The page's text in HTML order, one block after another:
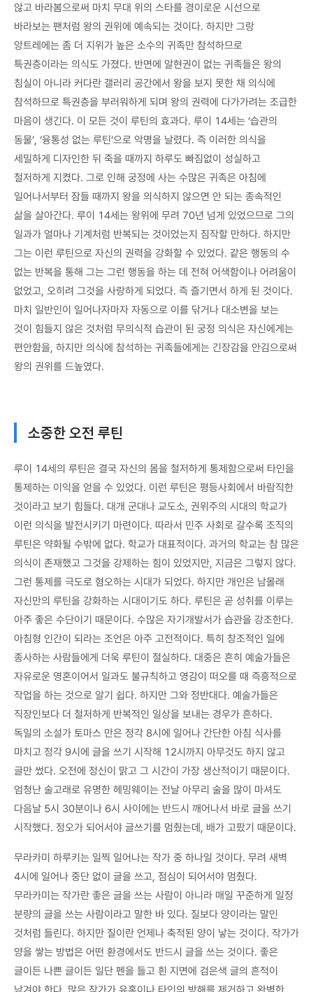
않고 바라봄으로써 마치 무대 위의 스타를 경이로운 시선으로
바라보는 팬처럼 왕의 권위에 예속되는 것이다. 하지만 그랑
앙트레에는 좀 더 지위가 높은 소수의 귀족만 참석하므로
특권층이라는 의식도 가졌다. 반면에 알현권이 없는 귀족들은 왕의
침실이 아니라 커다란 갤러리 공간에서 왕을 보지 못한 채 의식에
참석하므로 특권층을 부러워하게 되며 왕의 권력에 다가가려는 조급한
마음이 생긴다. 이 모든 것이 루틴의 효과다. 루이 14세는 ‘습관의
동물’, ‘융통성 없는 루틴’으로 악명을 날렸다. 즉 이러한 의식을
세밀하게 디자인한 뒤 죽을 때까지 하루도 빠짐없이 성실하고
철저하게 지켰다. 그로 인해 궁정에 사는 수많은 귀족은 아침에
일어나서부터 잠들 때까지 왕을 의식하지 않으면 안 되는 종속적인
삶을 살아간다. 루이 14세는 왕위에 무려 70년 넘게 있었으므로 그의
일과가 얼마나 기계처럼 반복되는 것이었는지 짐작할 만하다. 하지만
그는 이런 루틴으로 자신의 권력을 강화할 수 있었다. 같은 행동의 수
없는 반복을 통해 그는 그런 행동을 하는 데 전혀 어색함이나 어려움이
없었고, 오히려 그것을 사랑하게 되었다. 즉 즐기면서 하게 된 것이다.
마치 일반인이 일어나자마자 자동으로 이를 닦거나 대소변을 보는
것이 힘들지 않은 것처럼 무의식적 습관이 된 궁정 의식은 자신에게는
편안함을, 하지만 의식에 참석하는 귀족들에게는 긴장감을 안김으로써
왕의 권위를 드높였다.
소중한 오전 루틴
루이 14세의 루틴은 결국 자신의 몸을 철저하게 통제함으로써 타인을
통제하는 이익을 얻을 수 있었다. 이런 루틴은 평등사회에서 바람직한
것이라고 보기 힘들다. 대개 군대나 교도소, 권위주의 시대의 학교가
이런 의식을 발전시키기 마련이다. 따라서 민주 사회로 갈수록 조직의
루틴은 약화될 수밖에 없다. 학교가 대표적이다. 과거의 학교는 참 많은
의식이 존재했고 그것을 강제하는 힘이 있었지만, 지금은 그렇지 않다.
그런 통제를 극도로 혐오하는 시대가 되었다. 하지만 개인은 남몰래
자신만의 루틴을 강화하는 시대이기도 하다. 루틴은 곧 성취를 이루는
아주 좋은 수단이기 때문이다. 수많은 자기개발서가 습관을 강조한다.
아침형 인간이 되라는 조언은 아주 고전적이다. 특히 창조적인 일에
종사하는 사람들에게 더욱 루틴이 절실하다. 대중은 흔히 예술가들은
자유로운 영혼이어서 일과도 불규칙하고 영감이 떠오를 때 즉흥적으로
작업을 하는 것으로 알기 쉽다. 하지만 그와 정반대다. 예술가들은
직장인보다 더 철저하게 반복적인 일상을 보내는 경우가 흔하다.
독일의 소설가 토마스 만은 정각 8시에 일어나 간단한 아침 식사를
마치고 정각 9시에 글을 쓰기 시작해 12시까지 아무것도 하지 않고
글만 썼다. 오전에 정신이 맑고 그 시간이 가장 생산적이기 때문이다.
엄청난 술고래로 유명한 헤밍웨이는 전날 아무리 술을 많이 마셔도
다음날 5시 30분이나 6시 사이에는 반드시 깨어나서 바로 글을 쓰기
시작했다. 정오가 되어서야 글쓰기를 멈췄는데, 배가 고팠기 때문이다.
무라카미 하루키는 일찍 일어나는 작가 중 하나일 것이다. 무려 새벽
4시에 일어나 중단 없이 글을 쓰고, 점심이 되어서야 멈췄다.
무라카미는 작가란 좋은 글을 쓰는 사람이 아니라 매일 꾸준하게 일정
분량의 글을 쓰는 사람이라고 말한 바 있다. 질보다 양이라는 말인
것처럼 들린다. 하지만 질이란 언제나 축적된 양이 낳는 것이다. 작가가
양을 쌓는 방법은 어떤 환경에서도 반드시 글을 쓰는 것이다. 좋은
글이든 나쁜 글이든 일단 펜을 들고 흰 지면에 검은색 글의 흔적이